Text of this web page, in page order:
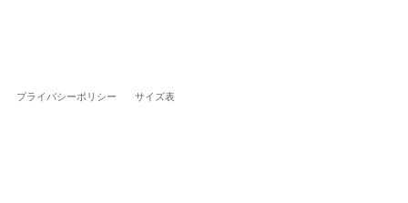
プライバシーポリシー サイズ表